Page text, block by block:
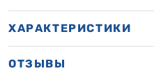
ХАРАКТЕРИСТИКИ
ОТЗЫВЫ